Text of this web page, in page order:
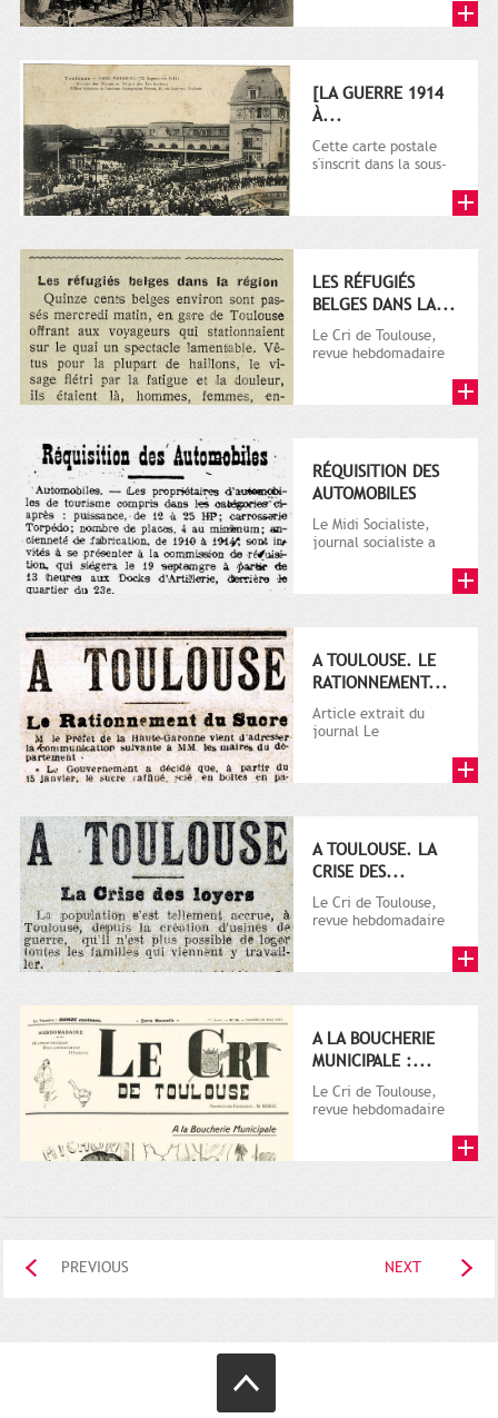
plusieurs milliers de...
[LA GUERRE 1914
À...
Cette carte postale
s'inscrit dans la sous-
plusieurs milliers de...
LES RÉFUGIÉS
BELGES DANS LA...
Le Cri de Toulouse,
revue hebdomadaire
puis...
RÉQUISITION DES
AUTOMOBILES
Le Midi Socialiste,
journal socialiste a
A TOULOUSE. LE
RATIONNEMENT...
Article extrait du
journal Le
A TOULOUSE. LA
CRISE DES...
Le Cri de Toulouse,
revue hebdomadaire
A LA BOUCHERIE
MUNICIPALE :...
Le Cri de Toulouse,
revue hebdomadaire
PREVIOUS NEXT